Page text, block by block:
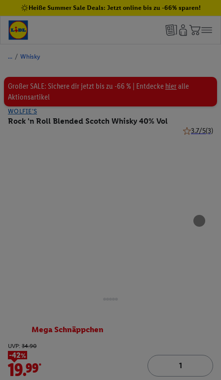
Heiße Summer Sale Deals: Jetzt online bis zu -66% sparen!
/ Whisky
Großer SALE: Sichere dir jetzt bis zu -66 % | Entdecke hieralle
Aktionsartikel
WOLFIE'S
Rock 'n Roll Blended Scotch Whisky 40% Vol
3.7/5(3)
Mega Schnäppchen
UVP: 34.90
-42%
19.99*